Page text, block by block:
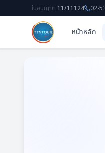
ใบอนุญาต 11/11124 02-
หน้าหลัก